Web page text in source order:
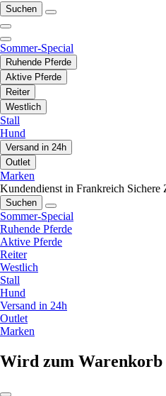
Suchen
Sommer-Special
Ruhende Pferde
Aktive Pferde
Reiter
Westlich
Stall
Hund
Versand in 24h
Outlet
Marken
Kundendienst in Frankreich Sichere
Suchen
Sommer-Special
Ruhende Pferde
Aktive Pferde
Reiter
Westlich
Stall
Hund
Versand in 24h
Outlet
Marken
Wird zum Warenkorb